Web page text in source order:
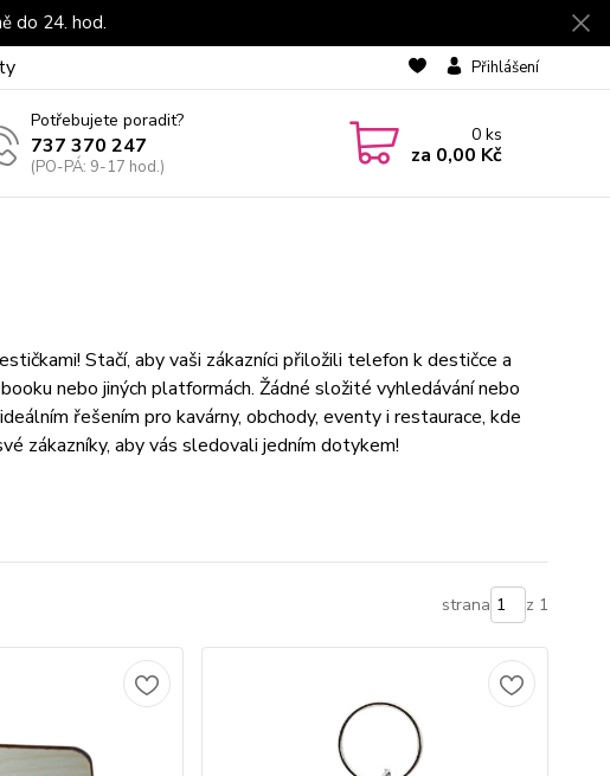
do 24. hod.
Přihlášení
Potřebujete poradit?
737 370 247
(PO-PÁ: 9-17 hod.)
0ks
za 0,00 Kč
Stačí, aby vaši zákazníci přiložili telefon k destičce a
nebo jiných platformách. Žádné složité vyhledávání nebo
řešením pro kavárny, obchody, eventy i restaurace, kde
zákazníky, aby vás sledovali jedním dotykem!
strana z 1